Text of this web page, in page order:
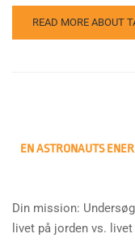
READ MORE ABOUT
EN ASTRONAUTS
Din mission:
livet på jorden vs.